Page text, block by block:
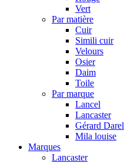
Vert
Par matière
Cuir
Simili cuir
Velours
Osier
Daim
Toile
Par marque
Lancel
Lancaster
Gérard Darel
Mila louise
Marques
Lancaster